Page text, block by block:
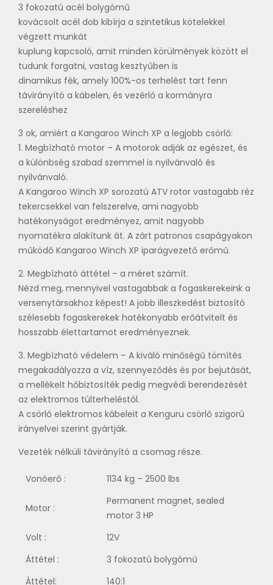
3 fokozatú acél bolygómű
kovácsolt acél dob kibírja a szintetikus kötelekkel
végzett munkát
kuplung kapcsoló, amit minden körülmények között el
tudunk forgatni, vastag kesztyűben is
dinamikus fék, amely 100%-os terhelést tart fenn
távirányító a kábelen, és vezérlő a kormányra
szereléshez
3 ok, amiért a Kangaroo Winch XP a legjobb csörlő:
1. Megbízható motor – A motorok adják az egészet, és
a különbség szabad szemmel is nyilvánvaló és
nyilvánvaló.
A Kangaroo Winch XP sorozatú ATV rotor vastagabb réz
tekercsekkel van felszerelve, ami nagyobb
hatékonyságot eredményez, amit nagyobb
nyomatékra alakítunk át. A zárt patronos csapágyakon
működő Kangaroo Winch XP iparágvezető erőmű.
2. Megbízható áttétel – a méret számít.
Nézd meg, mennyivel vastagabbak a fogaskerekeink a
versenytársakhoz képest! A jobb illeszkedést biztosító
szélesebb fogaskerekek hatékonyabb erőátvitelt és
hosszabb élettartamot eredményeznek.
3. Megbízható védelem – A kiváló minőségű tömítés
megakadályozza a víz, szennyeződés és por bejutását,
a mellékelt hőbiztosíték pedig megvédi berendezését
az elektromos túlterheléstől.
A csörlő elektromos kábeleit a Kenguru csörlő szigorú
irányelvei szerint gyártják.
Vezeték nélküli távirányító a csomag része.
Vonóerő : 1134 kg – 2500 lbs
Motor :
Permanent magnet, sealed
motor 3 HP
Volt :
12V
Áttétel :
3 fokozatú bolygómű
Áttétel:
140:1